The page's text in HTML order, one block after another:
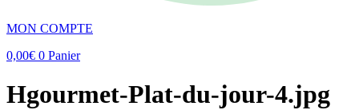
MON COMPTE
0,00€ 0 Panier
Hgourmet-Plat-du-jour-4.jpg